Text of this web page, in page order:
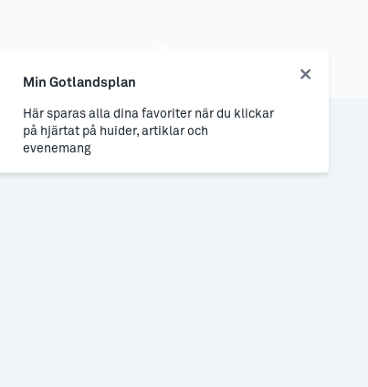
Min Gotlandsplan
Här sparas alla dina favoriter när du klickar
på hjärtat på huider, artiklar och
evenemang